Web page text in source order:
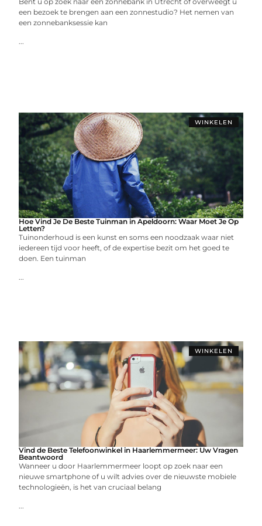
een bezoek te brengen aan een zonnestudio? Het nemen van
een zonnebanksessie kan
...
WINKELEN
Hoe Vind Je De Beste Tuinman in Apeldoorn: Waar Moet Je Op
Letten?
Tuinonderhoud is een kunst en soms een noodzaak waar niet
iedereen tijd voor heeft, of de expertise bezit om het goed te
doen. Een tuinman
...
WINKELEN
Vind de Beste Telefoonwinkel in Haarlemmermeer: Uw Vragen
Beantwoord
Wanneer u door Haarlemmermeer loopt op zoek naar een
nieuwe smartphone of u wilt advies over de nieuwste mobiele
technologieën, is het van cruciaal belang
...